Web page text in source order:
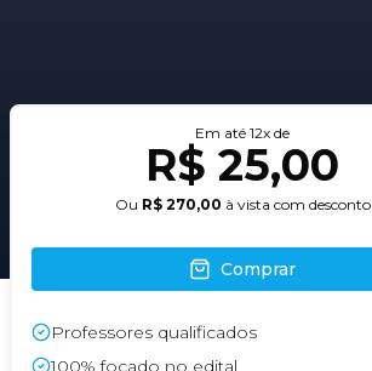
Em até 12x de
R$ 25,00
Ou R$ 270,00 à vista com desconto
Comprar
Professores qualificados
100% focado no edital